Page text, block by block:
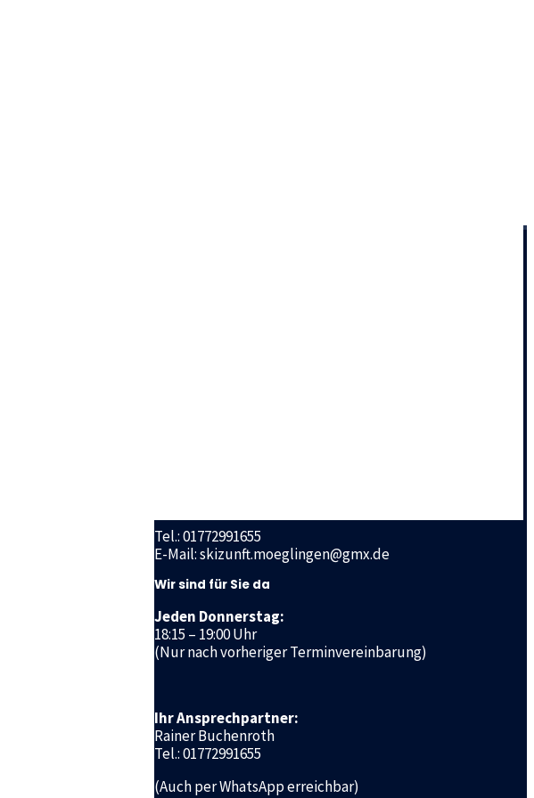
Tel.: 01772991655
E-Mail: skizunft.moeglingen@gmx.de
Wir sind für Sie da
Jeden Donnerstag:
18:15 – 19:00 Uhr
(Nur nach vorheriger Terminvereinbarung)
Ihr Ansprechpartner:
Rainer Buchenroth
Tel.: 01772991655
(Auch per WhatsApp erreichbar)